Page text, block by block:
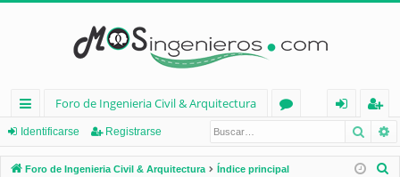
nl
ac
Foro de Ingenieria Civil & Arquitectura
os
nt
eg
ist
Identificarse Registrarse
Foro de Ingenieria Civil & Arquitectura Índice principal